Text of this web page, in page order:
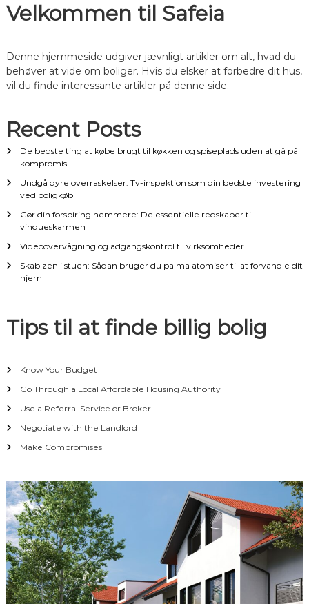
s
n
a
i
i
n
Velkommen til Safeia
Denne hjemmeside udgiver jævnligt artikler om alt, hvad du
behøver at vide om boliger. Hvis du elsker at forbedre dit hus,
vil du finde interessante artikler på denne side.
Recent Posts
De bedste ting at købe brugt til køkken og spiseplads uden at gå på
kompromis
Undgå dyre overraskelser: Tv-inspektion som din bedste investering
ved boligkøb
Gør din forspiring nemmere: De essentielle redskaber til
vindueskarmen
Videoovervågning og adgangskontrol til virksomheder
Skab zen i stuen: Sådan bruger du palma atomiser til at forvandle dit
hjem
Tips til at finde billig bolig
Know Your Budget
Go Through a Local Affordable Housing Authority
Use a Referral Service or Broker
Negotiate with the Landlord
Make Compromises